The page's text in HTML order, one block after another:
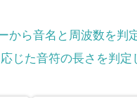
から音名と周波数を判
じた音符の長さを判定